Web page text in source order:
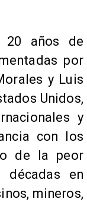
20 años de
por
y Luis
Unidos,
y
con los
de la peor
décadas en
mineros,